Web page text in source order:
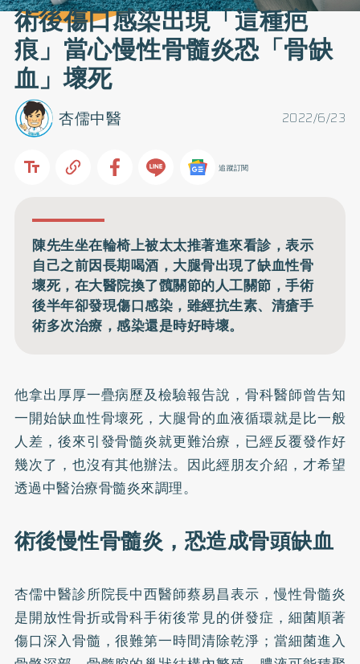
術後傷口感染出現「這種疤
痕」當心慢性骨髓炎恐「骨缺
血」壞死
2022/6/23
杏儒中醫
追蹤訂閱
陳先生坐在輪椅上被太太推著進來看診，表示
自己之前因長期喝酒，大腿骨出現了缺血性骨
壞死，在大醫院換了髖關節的人工關節，手術
後半年卻發現傷口感染，雖經抗生素、清瘡手
術多次治療，感染還是時好時壞。
他拿出厚厚一疊病歷及檢驗報告說，骨科醫師曾告知
一開始缺血性骨壞死，大腿骨的血液循環就是比一般
人差，後來引發骨髓炎就更難治療，已經反覆發作好
幾次了，也沒有其他辦法。因此經朋友介紹，才希望
透過中醫治療骨髓炎來調理。
術後慢性骨髓炎，恐造成骨頭缺血
杏儒中醫診所院長中西醫師蔡易昌表示，慢性骨髓炎
是開放性骨折或骨科手術後常見的併發症，細菌順著
傷口深入骨髓，很難第一時間清除乾淨；當細菌進入